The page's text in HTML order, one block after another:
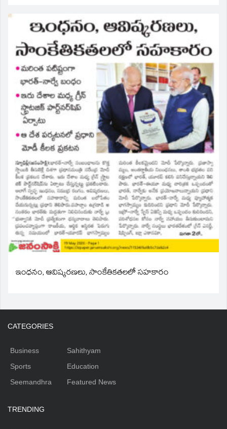
ఇంధనం, ఆవిష్కరణలు, సాంకేతికతలలో సహకారం
CATEGORIES
Business
Sports
Seemandhra
Sahithyam
Education
Featured News
TRENDING